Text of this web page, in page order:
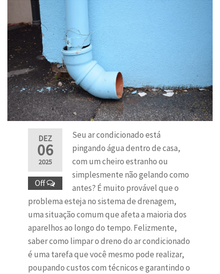
DEZ
06
2025
Off
Seu ar condicionado está
pingando água dentro de casa,
com um cheiro estranho ou
simplesmente não gelando como
antes? É muito provável que o
problema esteja no sistema de drenagem,
uma situação comum que afeta a maioria dos
aparelhos ao longo do tempo. Felizmente,
saber como limpar o dreno do ar condicionado
é uma tarefa que você mesmo pode realizar,
poupando custos com técnicos e garantindo o